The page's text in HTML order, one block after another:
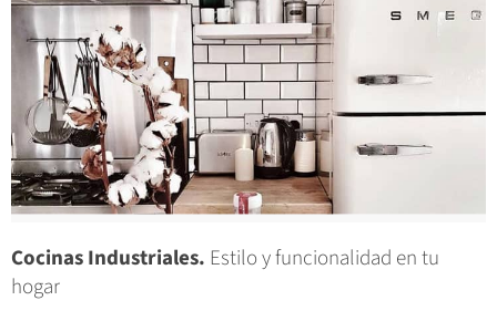
Cocinas Industriales. Estilo y funcionalidad en tu
hogar